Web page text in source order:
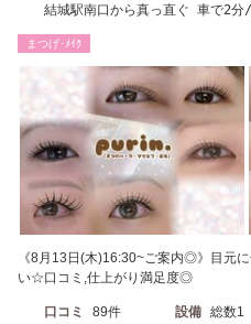
結城駅南口から真っ直ぐ 車で2
まつげ･ﾒｲｸ
《8月13日(木)16:30~ご案内◎》目元
い☆口コミ,仕上がり満足度◎
口コミ 89件 設備 総数1